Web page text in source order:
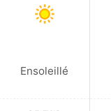
Ensoleillé